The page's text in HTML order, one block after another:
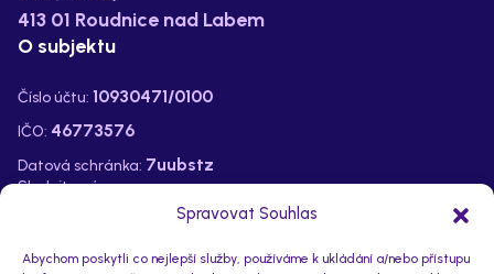
Spravovat Souhlas
Abychom poskytli co nejlepší služby, používáme k ukládání a/nebo přístupu
Sledujte nás na:
413 01 Roudnice nad Labem
O subjektu
Číslo účtu: 10930471/0100
IČO: 46773576
Datová schránka: 7uubstz